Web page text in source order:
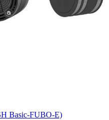
Basic-FUBO-E)